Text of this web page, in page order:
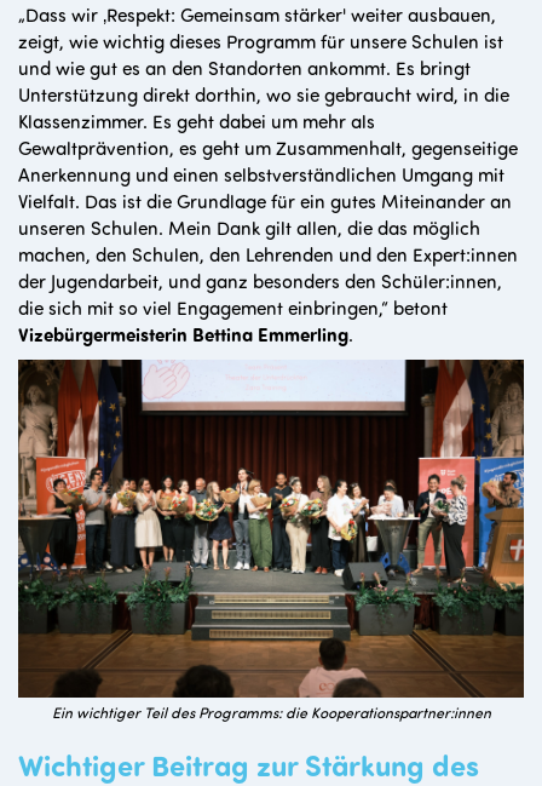
„Dass wir ‚Respekt: Gemeinsam stärker' weiter ausbauen,
zeigt, wie wichtig dieses Programm für unsere Schulen ist
und wie gut es an den Standorten ankommt. Es bringt
Unterstützung direkt dorthin, wo sie gebraucht wird, in die
Klassenzimmer. Es geht dabei um mehr als
Gewaltprävention, es geht um Zusammenhalt, gegenseitige
Anerkennung und einen selbstverständlichen Umgang mit
Vielfalt. Das ist die Grundlage für ein gutes Miteinander an
unseren Schulen. Mein Dank gilt allen, die das möglich
machen, den Schulen, den Lehrenden und den Expert:innen
der Jugendarbeit, und ganz besonders den Schüler:innen,
die sich mit so viel Engagement einbringen,“ betont
Vizebürgermeisterin Bettina Emmerling.
Ein wichtiger Teil des Programms: die Kooperationspartner:innen
Wichtiger Beitrag zur Stärkung des